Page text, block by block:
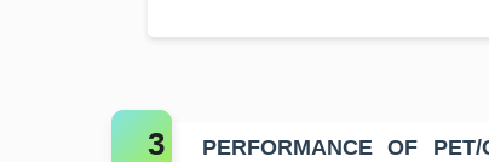
PERFORMANCE OF